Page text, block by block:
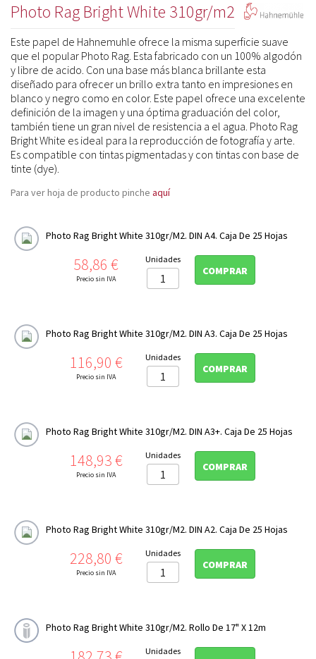
Photo Rag Bright White 310gr/m2
Este papel de Hahnemuhle ofrece la misma superficie suave
que el popular Photo Rag. Esta fabricado con un 100% algodón
y libre de acido. Con una base más blanca brillante esta
diseñado para ofrecer un brillo extra tanto en impresiones en
blanco y negro como en color. Este papel ofrece una excelente
definición de la imagen y una óptima graduación del color,
también tiene un gran nivel de resistencia a el agua. Photo Rag
Bright White es ideal para la reproducción de fotografía y arte.
Es compatible con tintas pigmentadas y con tintas con base de
tinte (dye).
Para ver hoja de producto pinche aquí
Photo Rag Bright White 310gr/m2. DIN A4. Caja De 25 Hojas
Precio
58,86 €
Precio sin IVA
Unidades
COMPRAR
Photo Rag Bright White 310gr/m2. DIN A3. Caja De 25 Hojas
Precio
116,90 €
Precio sin IVA
Unidades
COMPRAR
Photo Rag Bright White 310gr/m2. DIN A3+. Caja De 25 Hojas
Precio
148,93 €
Precio sin IVA
Unidades
COMPRAR
Photo Rag Bright White 310gr/m2. DIN A2. Caja De 25 Hojas
Precio
228,80 €
Precio sin IVA
Unidades
COMPRAR
Photo Rag Bright White 310gr/m2. Rollo De 17" X 12m
Unidades